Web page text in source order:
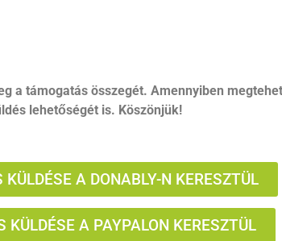
a támogatás összegét. Amennyiben
lehetőségét is. Köszönjük!
A DONABLY-N KERESZTÜL
KÜLDÉSE A PAYPALON KERESZTÜL